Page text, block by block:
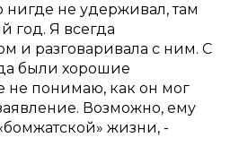
нигде не удерживал, там
год. Я всегда
и разговаривала с ним. С
были хорошие
не понимаю, как он мог
Возможно, ему
жизни, -